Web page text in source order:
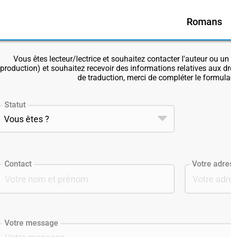
Romans
Vous êtes lecteur/lectrice et souhaitez contacter l'auteur ou
production) et souhaitez recevoir des informations relatives aux
de traduction, merci de compléter le
Statut
Contact Votre
Votre message